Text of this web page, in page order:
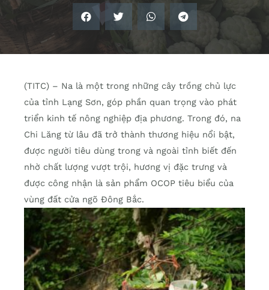
(TITC) – Na là một trong những cây trồng chủ lực
của tỉnh Lạng Sơn, góp phần quan trọng vào phát
triển kinh tế nông nghiệp địa phương. Trong đó, na
Chi Lăng từ lâu đã trở thành thương hiệu nổi bật,
được người tiêu dùng trong và ngoài tỉnh biết đến
nhờ chất lượng vượt trội, hương vị đặc trưng và
được công nhận là sản phẩm OCOP tiêu biểu của
vùng đất cửa ngõ Đông Bắc.